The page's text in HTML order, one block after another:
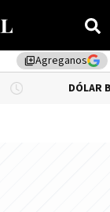
library_addAgreganos
DÓLAR BNA $1,520.00